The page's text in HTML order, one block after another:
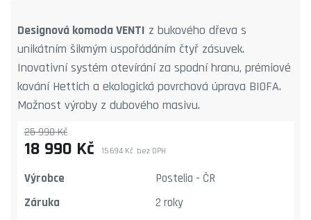
Designová komoda VENTI z bukového dřeva s
unikátním šikmým uspořádáním čtyř zásuvek.
Inovativní systém otevírání za spodní hranu, prémiové
kování Hettich a ekologická povrchová úprava BIOFA.
Možnost výroby z dubového masivu.
18 990 Kč bez DPH
15 694 Kč
25 990 Kč
Výrobce
Postelia - ČR
Záruka
2 roky